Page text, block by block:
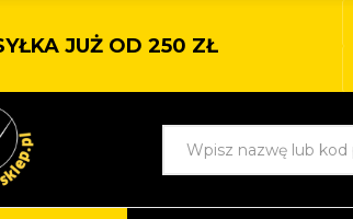
JUŻ OD 250 ZŁ